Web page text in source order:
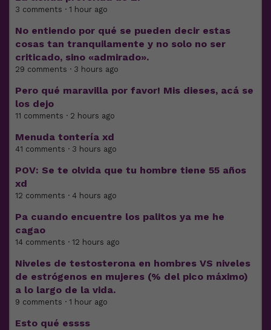
3 comments · 1 hour ago
No entiendo por qué se pueden decir estas
cosas tan tranquilamente y no solo no ser
criticado, sino «admirado».
29 comments · 3 hours ago
Pero qué maravilla por favor! Mis dieses, acá se
los dejo
11 comments · 2 hours ago
Menuda tontería xd
41 comments · 3 hours ago
POV: Se te olvida que tu hombre tiene 55 años
xd
12 comments · 4 hours ago
Pa cuando encuentre los palitos ya me he
cagao
14 comments · 12 hours ago
Niveles de testosterona en hombres VS niveles
de estrógenos en mujeres (% del pico máximo)
a lo largo de la vida.
9 comments · 1 hour ago
Esto qué essss